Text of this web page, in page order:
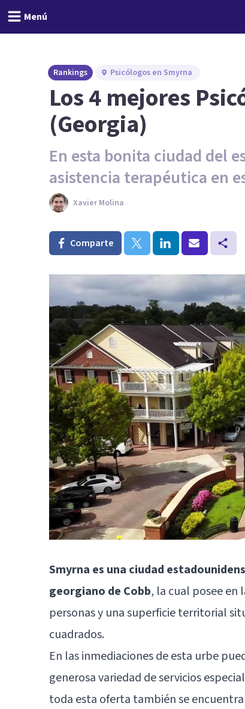
Menú
Rankings Psicólogos en Smyrna
Los 4 mejores
(Georgia)
En esta bonita ciudad del
asistencia terapéutica en
Xavier Molina
Comparte
Smyrna es una ciudad
georgiano de Cobb, la cual posee en
personas y una superficie territorial
cuadrados.
En las inmediaciones de esta urbe
generosa variedad de servicios
toda esta oferta también se